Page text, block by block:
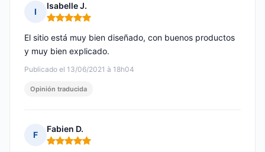
I
Isabelle J.
Nota: 5 de 5
Publicado el 13/06/2021 à 18h04
El sitio está muy bien diseñado, con buenos productos
y muy bien explicado.
Opinión traducida
F
Fabien D.
Nota: 5 de 5